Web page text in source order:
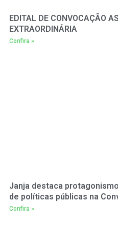
EDITAL DE CONVOCAÇÃO
EXTRAORDINÁRIA
Confira »
Janja destaca
de políticas públicas na
Confira »